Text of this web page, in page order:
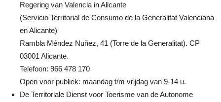
Regering van Valencia in Alicante
(Servicio Territorial de Consumo de la Generalitat Valenciana
en Alicante)
Rambla Méndez Nuñez, 41 (Torre de la Generalitat). CP
03001 Alicante.
Telefoon: 966 478 170
Open voor publiek: maandag t/m vrijdag van 9-14 u.
De Territoriale Dienst voor Toerisme van de Autonome